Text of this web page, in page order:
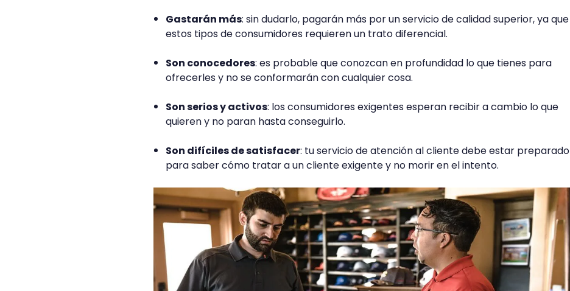
Gastarán más: sin dudarlo, pagarán más por un servicio de calidad superior, ya que
estos tipos de consumidores requieren un trato diferencial.
Son conocedores: es probable que conozcan en profundidad lo que tienes para
ofrecerles y no se conformarán con cualquier cosa.
Son serios y activos: los consumidores exigentes esperan recibir a cambio lo que
quieren y no paran hasta conseguirlo.
Son difíciles de satisfacer: tu servicio de atención al cliente debe estar preparado
para saber cómo tratar a un cliente exigente y no morir en el intento.